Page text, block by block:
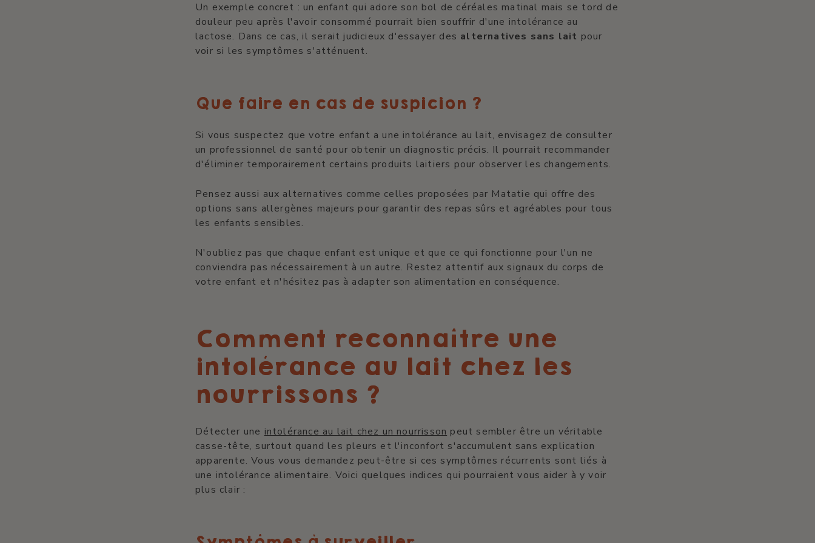
Un exemple concret : un enfant qui adore son bol de céréales matinal mais se tord de
douleur peu après l'avoir consommé pourrait bien souffrir d'une intolérance au
lactose. Dans ce cas, il serait judicieux d'essayer des alternatives sans lait pour
voir si les symptômes s'atténuent.
Que faire en cas de suspicion ?
Si vous suspectez que votre enfant a une intolérance au lait, envisagez de consulter
un professionnel de santé pour obtenir un diagnostic précis. Il pourrait recommander
d'éliminer temporairement certains produits laitiers pour observer les changements.
Pensez aussi aux alternatives comme celles proposées par Matatie qui offre des
options sans allergènes majeurs pour garantir des repas sûrs et agréables pour tous
les enfants sensibles.
N'oubliez pas que chaque enfant est unique et que ce qui fonctionne pour l'un ne
conviendra pas nécessairement à un autre. Restez attentif aux signaux du corps de
votre enfant et n'hésitez pas à adapter son alimentation en conséquence.
Comment reconnaître une
intolérance au lait chez les
nourrissons ?
Détecter une intolérance au lait chez un nourrisson peut sembler être un véritable
casse-tête, surtout quand les pleurs et l'inconfort s'accumulent sans explication
apparente. Vous vous demandez peut-être si ces symptômes récurrents sont liés à
une intolérance alimentaire. Voici quelques indices qui pourraient vous aider à y voir
plus clair :